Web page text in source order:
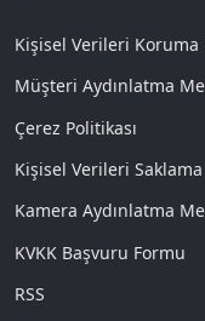
Kişisel Verileri Koruma
Müşteri Aydınlatma
Çerez Politikası
Kişisel Verileri
Kamera Aydınlatma
KVKK Başvuru Formu
RSS